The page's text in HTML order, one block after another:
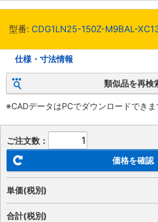
型番: CDG1LN25-150Z-M9BAL-
仕様・寸法情報
類似品を再検
※CADデータはPCでダウンロードできま
ご注文数：
価格を確認
単価(税別)
合計(税別)